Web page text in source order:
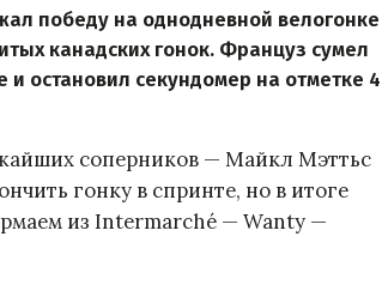
победу на однодневной велогонке
канадских гонок. Француз сумел
остановил секундомер на отметке 4
соперников — Майкл Мэттьс
гонку в спринте, но в итоге
из Intermarché — Wanty —